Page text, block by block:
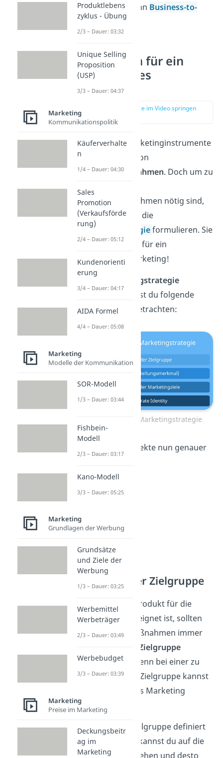
Handel findet dann Business-to-
Businessstatt.
Grundlagen für ein
erfolgreiches
Marketing
zur Stelle im Video springen
Die 4P’s sind Marketinginstrumente
zur Umsetzung von
Marketingmaßnahmen. Doch um zu
Marketingmaßnahmen nötig sind,
solltest du zuerst die
Marketingstrategieformulieren. Sie
ist dieGrundlage
für ein
erfolgreiches Marketing!
Um die
Marketingstrategie
festzulegen, musst du folgende
Aspekte genau betrachten:
Festlegung der Marketingstrategie
Schau dir die Aspekte nun genauer
1. Analyse der Zielgruppe
Auch wenn das Produkt für die
Allgemeinheit geeignet ist, sollten
die Marketingmaßnahmen immer
speziell auf eine Zielgruppe
ausgelegt sein. Denn bei einer zu
groß angelegten Zielgruppe kannst
du kein effizientes Marketing
betreiben!
Je genauer die Zielgruppe definiert
ist, desto besser kannst du auf die
Bedürfnisse
eingehen und desto
Produktlebens
zyklus - Übung
2/3 – Dauer: 03:32
Unique Selling
Proposition
(USP)
3/3 – Dauer: 04:37
Marketing
Kommunikationspolitik
Käuferverhalte
n
1/4 – Dauer: 04:30
Sales
Promotion
(Verkaufsförde
rung)
2/4 – Dauer: 05:12
Kundenorienti
erung
3/4 – Dauer: 04:17
AIDA Formel
4/4 – Dauer: 05:08
Marketing
Modelle der Kommunikation
SOR-Modell
1/3 – Dauer: 03:44
Fishbein-
Modell
2/3 – Dauer: 03:17
Kano-Modell
3/3 – Dauer: 05:25
Marketing
Grundlagen der Werbung
Grundsätze
und Ziele der
Werbung
1/3 – Dauer: 03:25
Werbemittel
Werbeträger
2/3 – Dauer: 03:49
Werbebudget
3/3 – Dauer: 03:39
Marketing
Preise im Marketing
Deckungsbeitr
ag im
Marketing